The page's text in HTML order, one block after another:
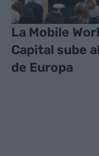
La Mobile
Capital sube
de Europa